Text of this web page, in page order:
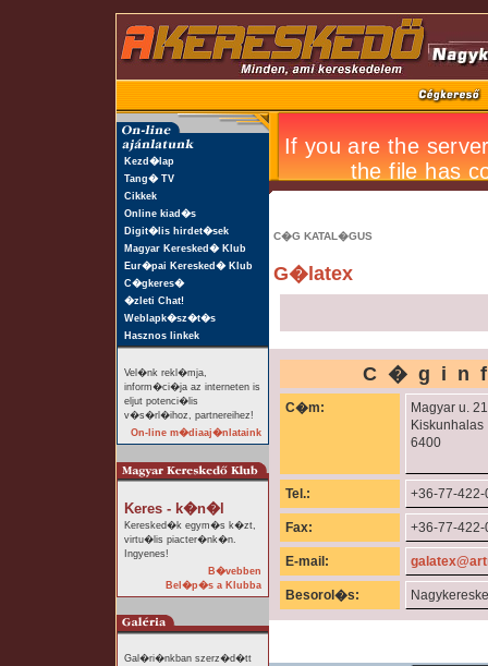
Kezd�lap
Tang� TV
Cikkek
Online kiad�s
Digit�lis hirdet�sek
Magyar Keresked� Klub
Eur�pai Keresked� Klub
C�gkeres�
�zleti Chat!
Weblapk�sz�t�s
Hasznos linkek
Vel�nk rekl�mja,
inform�ci�ja az interneten is
eljut potenci�lis
v�s�rl�ihoz, partnereihez!
On-line m�diaaj�nlataink
Keres - k�n�l
Keresked�k egym�s k�zt,
virtu�lis piacter�nk�n.
Ingyenes!
B�vebben
Bel�p�s a Klubba
Gal�ri�nkban szerz�d�tt
C�G KATAL�GUS
G�latex
C�m:
Magyar u.
Kiskunhalas
6400
Tel.: +36-77-
Fax: +36-77-422-
E-mail:
Besorol�s: